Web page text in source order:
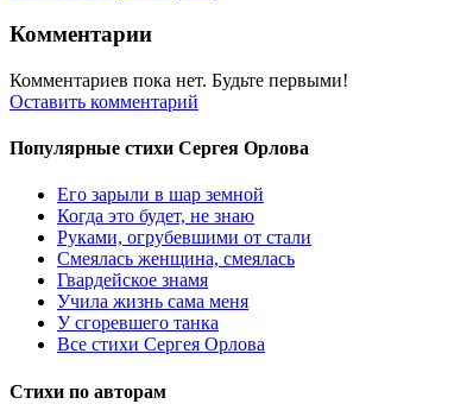
Комментарии
Комментариев пока нет. Будьте первыми!
Оставить комментарий
Популярные стихи Сергея Орлова
Его зарыли в шар земной
Когда это будет, не знаю
Руками, огрубевшими от стали
Смеялась женщина, смеялась
Гвардейское знамя
Учила жизнь сама меня
У сгоревшего танка
Все стихи Сергея Орлова
Стихи по авторам